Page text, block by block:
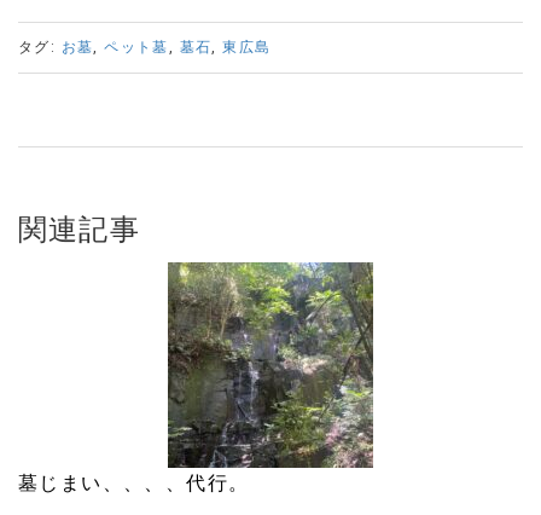
タグ: お墓,ペット墓, 墓石,東広島
関連記事
墓じまい、、、、代行。